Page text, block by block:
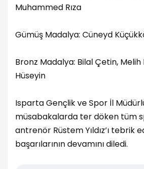
Muhammed Rıza
Gümüş Madalya: Cüneyd
Bronz Madalya: Bilal Çetin,
Hüseyin
Isparta Gençlik ve Spor İl
müsabakalarda ter döken tüm
antrenör Rüstem Yıldız’ı tebrik
başarılarının devamını diledi.